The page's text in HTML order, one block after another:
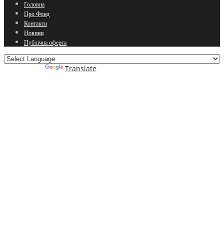
Головна
Про Фонд
Контакти
Новини
Публічна оферта
Translate